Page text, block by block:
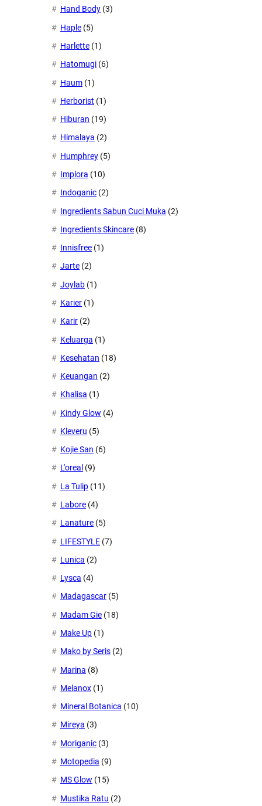
Hand Body (3)
Haple (5)
Harlette (1)
Hatomugi (6)
Haum (1)
Herborist (1)
Hiburan (19)
Himalaya (2)
Humphrey (5)
Implora (10)
Indoganic (2)
Ingredients Sabun Cuci Muka (2)
Ingredients Skincare (8)
Innisfree (1)
Jarte (2)
Joylab (1)
Karier (1)
Karir (2)
Keluarga (1)
Kesehatan (18)
Keuangan (2)
Khalisa (1)
Kindy Glow (4)
Kleveru (5)
Kojie San (6)
L'oreal (9)
La Tulip (11)
Labore (4)
Lanature (5)
LIFESTYLE (7)
Lunica (2)
Lysca (4)
Madagascar (5)
Madam Gie (18)
Make Up (1)
Mako by Seris (2)
Marina (8)
Melanox (1)
Mineral Botanica (10)
Mireya (3)
Moriganic (3)
Motopedia (9)
MS Glow (15)
Mustika Ratu (2)